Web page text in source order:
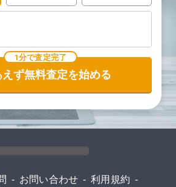
1分で査定完了
えず無料査定を始める
- お問い合わせ - 利用規約 -